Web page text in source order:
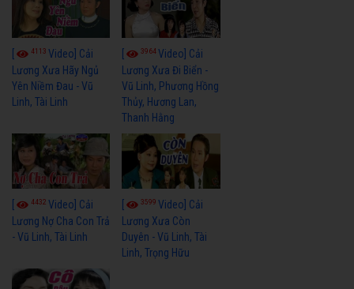
4113 Video] Cải
Lương Xưa Hãy Ngủ
Yên Niềm Đau - Vũ
Linh, Tài Linh
3964Video] Cải
Lương Xưa Đi Biển -
Vũ Linh, Phương Hồng
Thủy, Hương Lan,
Thanh Hằng
4432 Video] Cải
Lương Nợ Cha Con Trả
- Vũ Linh, Tài Linh
3599Video] Cải
Lương Xưa Còn
Duyên - Vũ Linh, Tài
Linh, Trọng Hữu